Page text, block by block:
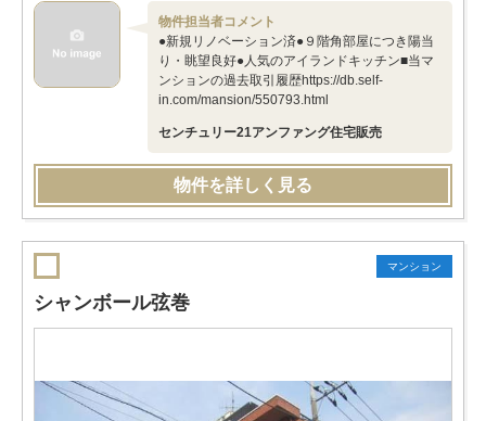
物件担当者コメント
●新規リノベーション済●９階角部屋につき陽当
り・眺望良好●人気のアイランドキッチン■当マ
ンションの過去取引履歴https://db.self-
in.com/mansion/550793.html
センチュリー21アンファング住宅販売
物件を詳しく見る
マンション
シャンボール弦巻